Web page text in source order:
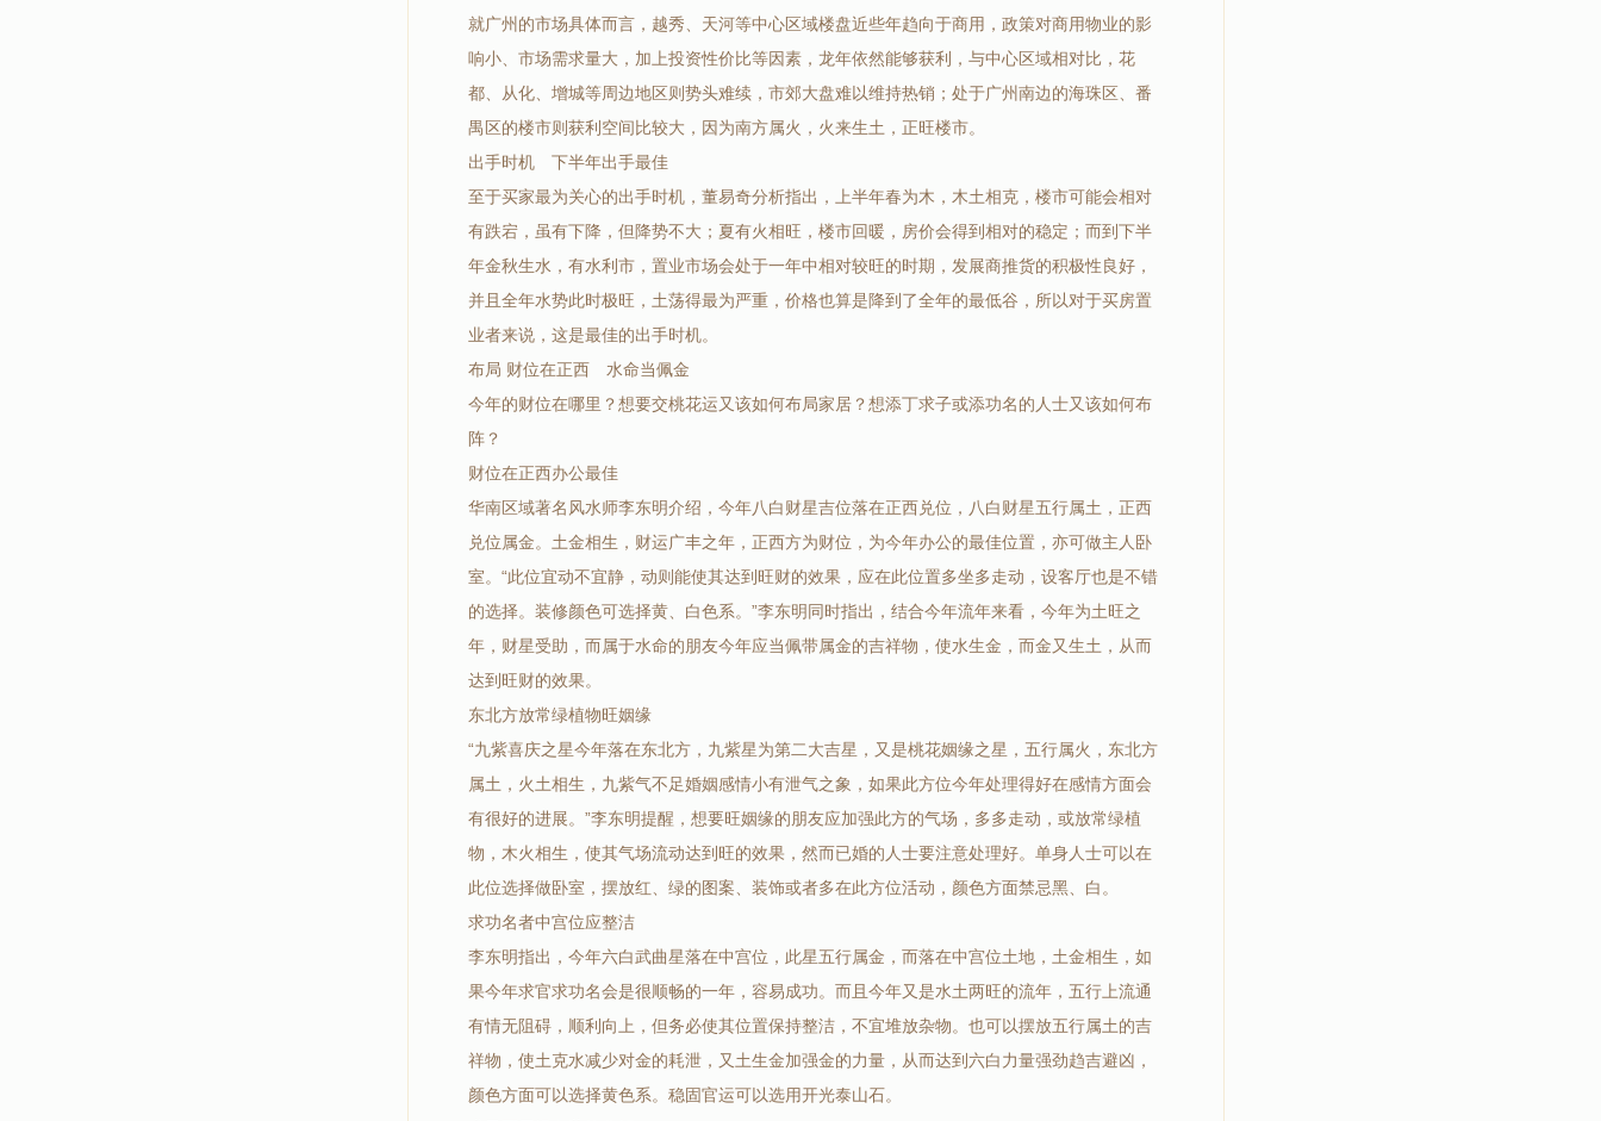
就广州的市场具体而言，越秀、天河等中心区域楼盘近些年趋向于商用，政策对商用物业的影
响小、市场需求量大，加上投资性价比等因素，龙年依然能够获利，与中心区域相对比，花
都、从化、增城等周边地区则势头难续，市郊大盘难以维持热销；处于广州南边的海珠区、番
禺区的楼市则获利空间比较大，因为南方属火，火来生土，正旺楼市。
出手时机 下半年出手最佳
至于买家最为关心的出手时机，董易奇分析指出，上半年春为木，木土相克，楼市可能会相对
有跌宕，虽有下降，但降势不大；夏有火相旺，楼市回暖，房价会得到相对的稳定；而到下半
年金秋生水，有水利市，置业市场会处于一年中相对较旺的时期，发展商推货的积极性良好，
并且全年水势此时极旺，土荡得最为严重，价格也算是降到了全年的最低谷，所以对于买房置
业者来说，这是最佳的出手时机。
布局 财位在正西 水命当佩金
今年的财位在哪里？想要交桃花运又该如何布局家居？想添丁求子或添功名的人士又该如何布
阵？
财位在正西办公最佳
华南区域著名风水师李东明介绍，今年八白财星吉位落在正西兑位，八白财星五行属土，正西
兑位属金。土金相生，财运广丰之年，正西方为财位，为今年办公的最佳位置，亦可做主人卧
室。“此位宜动不宜静，动则能使其达到旺财的效果，应在此位置多坐多走动，设客厅也是不错
的选择。装修颜色可选择黄、白色系。”李东明同时指出，结合今年流年来看，今年为土旺之
年，财星受助，而属于水命的朋友今年应当佩带属金的吉祥物，使水生金，而金又生土，从而
达到旺财的效果。
东北方放常绿植物旺姻缘
“九紫喜庆之星今年落在东北方，九紫星为第二大吉星，又是桃花姻缘之星，五行属火，东北方
属土，火土相生，九紫气不足婚姻感情小有泄气之象，如果此方位今年处理得好在感情方面会
有很好的进展。”李东明提醒，想要旺姻缘的朋友应加强此方的气场，多多走动，或放常绿植
物，木火相生，使其气场流动达到旺的效果，然而已婚的人士要注意处理好。单身人士可以在
此位选择做卧室，摆放红、绿的图案、装饰或者多在此方位活动，颜色方面禁忌黑、白。
求功名者中宫位应整洁
李东明指出，今年六白武曲星落在中宫位，此星五行属金，而落在中宫位土地，土金相生，如
果今年求官求功名会是很顺畅的一年，容易成功。而且今年又是水土两旺的流年，五行上流通
有情无阻碍，顺利向上，但务必使其位置保持整洁，不宜堆放杂物。也可以摆放五行属土的吉
祥物，使土克水减少对金的耗泄，又土生金加强金的力量，从而达到六白力量强劲趋吉避凶，
颜色方面可以选择黄色系。稳固官运可以选用开光泰山石。